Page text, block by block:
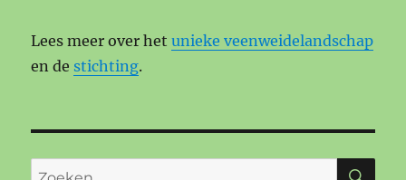
Lees meer over hetunieke veenweidelandschap
en de stichting.
Zoeken